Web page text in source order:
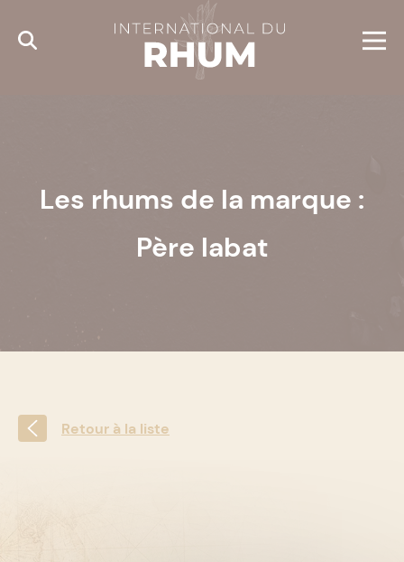
Les rhums de la marque :
Père labat
Retour à la liste
Cookies management panel